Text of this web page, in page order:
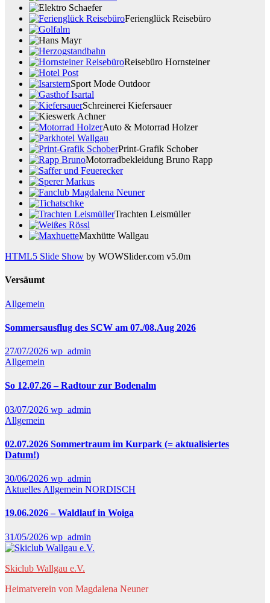
Ferienglück Reisebüro
Reisebüro Hornsteiner
Sport Mode Outdoor
Schreinerei Kiefersauer
Auto & Motorrad Holzer
Print-Grafik Schober
Motorradbekleidung Bruno Rapp
Trachten Leismüller
Maxhütte Wallgau
HTML5 Slide Show by WOWSlider.com v5.0m
Versäumt
Allgemein
Sommersausflug des SCW am 07./08.Aug 2026
27/07/2026 wp_admin
Allgemein
So 12.07.26 – Radtour zur Bodenalm
03/07/2026 wp_admin
Allgemein
02.07.2026 Sommertraum im Kurpark (= aktualisiertes
Datum!)
30/06/2026 wp_admin
Aktuelles Allgemein NORDISCH
19.06.2026 – Waldlauf in Woiga
31/05/2026 wp_admin
Skiclub Wallgau e.V.
Heimatverein von Magdalena Neuner